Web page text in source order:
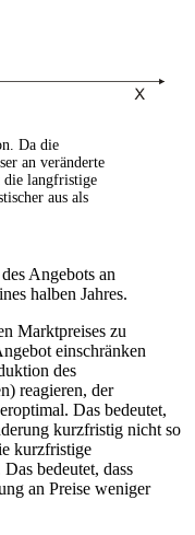
Da die
an veränderte
die langfristige
aus als
Angebots an
halben Jahres.
Marktpreises zu
einschränken
des
reagieren, der
Das bedeutet,
kurzfristig nicht so
kurzfristige
bedeutet, dass
an Preise weniger